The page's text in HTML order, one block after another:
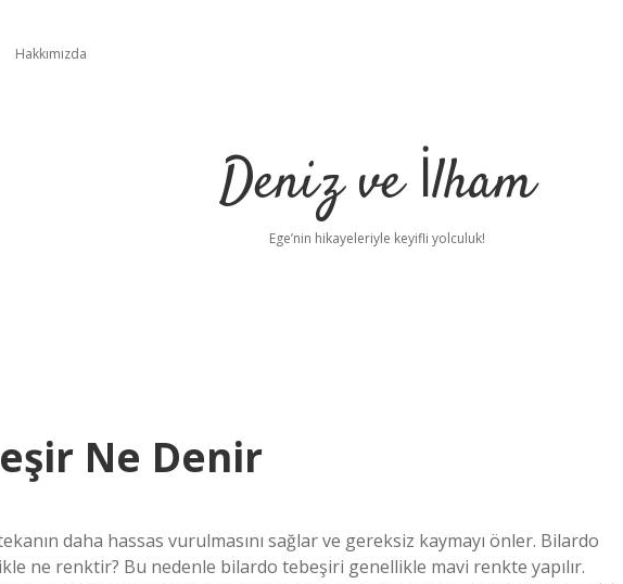
Hakkımızda
Deniz ve İlham
Ege’nin hikayeleriyle keyifli yolculuk!
Ne Denir
daha hassas vurulmasını sağlar ve gereksiz kaymayı önler. Bilardo
ne renktir? Bu nedenle bilardo tebeşiri genellikle mavi renkte yapılır.